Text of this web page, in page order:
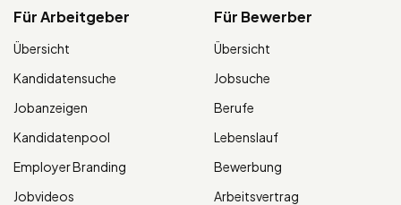
Für Arbeitgeber
Übersicht
Kandidatensuche
Jobanzeigen
Kandidatenpool
Employer Branding
Jobvideos
Für Bewerber
Übersicht
Jobsuche
Berufe
Lebenslauf
Bewerbung
Arbeitsvertrag